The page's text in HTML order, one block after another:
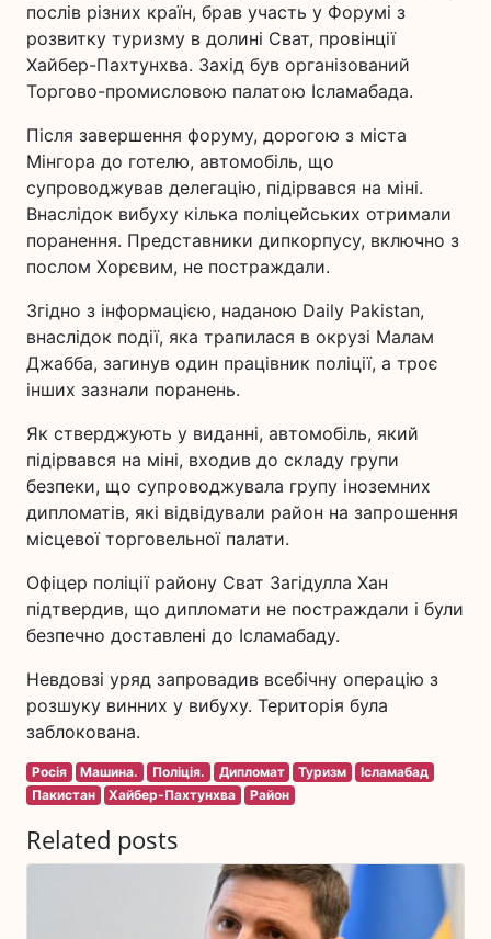
послів різних країн, брав участь у Форумі з
розвитку туризму в долині Сват, провінції
Хайбер-Пахтунхва. Захід був організований
Торгово-промисловою палатою Ісламабада.
Після завершення форуму, дорогою з міста
Мінгора до готелю, автомобіль, що
супроводжував делегацію, підірвався на міні.
Внаслідок вибуху кілька поліцейських отримали
поранення. Представники дипкорпусу, включно з
послом Хорєвим, не постраждали.
Згідно з інформацією, наданою Daily Pakistan,
внаслідок події, яка трапилася в окрузі Малам
Джабба, загинув один працівник поліції, а троє
інших зазнали поранень.
Як стверджують у виданні, автомобіль, який
підірвався на міні, входив до складу групи
безпеки, що супроводжувала групу іноземних
дипломатів, які відвідували район на запрошення
місцевої торговельної палати.
Офіцер поліції району Сват Загідулла Хан
підтвердив, що дипломати не постраждали і були
безпечно доставлені до Ісламабаду.
Невдовзі уряд запровадив всебічну операцію з
розшуку винних у вибуху. Територія була
заблокована.
Росія Машина. Поліція. Дипломат Туризм
Ісламабад
Пакистан
Хайбер-Пахтунхва Район
Related posts